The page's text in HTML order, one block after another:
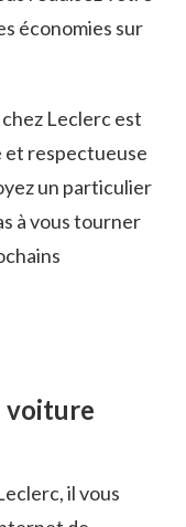
économies sur
Leclerc est
et respectueuse
un particulier
à vous tourner
voiture
il vous